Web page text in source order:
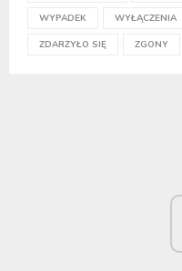
WYPADEK WYŁĄCZENIA
ZDARZYŁO SIĘ ZGONY